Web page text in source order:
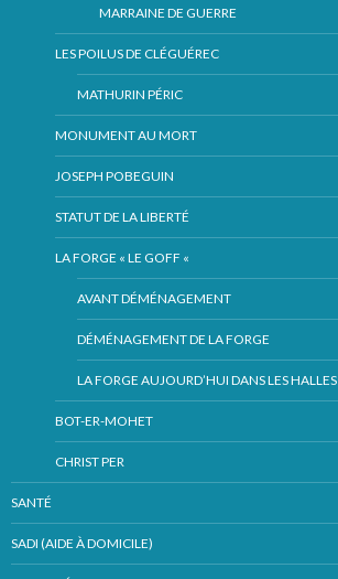
MARRAINE DE GUERRE
LES POILUS DE CLÉGUÉREC
MATHURIN PÉRIC
MONUMENT AU MORT
JOSEPH POBEGUIN
STATUT DE LA LIBERTÉ
LA FORGE « LE GOFF «
AVANT DÉMÉNAGEMENT
DÉMÉNAGEMENT DE LA FORGE
LA FORGE AUJOURD’HUI DANS LES HALLES
BOT-ER-MOHET
CHRIST PER
SANTÉ
SADI (AIDE À DOMICILE)